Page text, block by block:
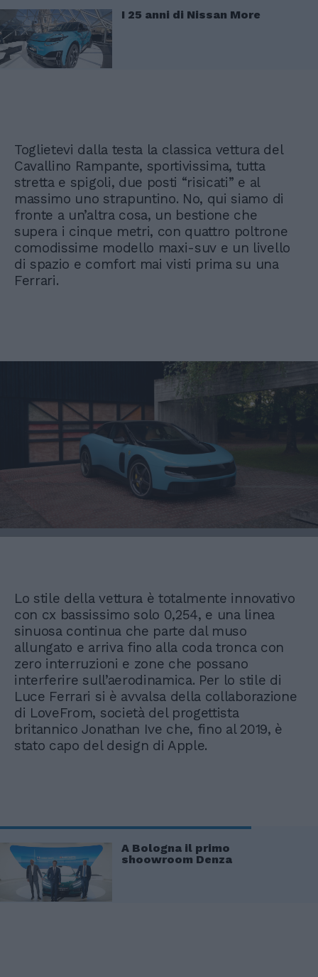
I 25 anni di Nissan More
Toglietevi dalla testa la classica vettura del
Cavallino Rampante, sportivissima, tutta
stretta e spigoli, due posti “risicati” e al
massimo uno strapuntino. No, qui siamo di
fronte a un’altra cosa, un bestione che
supera i cinque metri, con quattro poltrone
comodissime modello maxi-suv e un livello
di spazio e comfort mai visti prima su una
Ferrari.
Lo stile della vettura è totalmente innovativo
con cx bassissimo solo 0,254, e una linea
sinuosa continua che parte dal muso
allungato e arriva fino alla coda tronca con
zero interruzioni e zone che possano
interferire sull’aerodinamica. Per lo stile di
Luce Ferrari si è avvalsa della collaborazione
di LoveFrom, società del progettista
britannico Jonathan Ive che, fino al 2019, è
stato capo del design di Apple.
A Bologna il primo
shoowroom Denza